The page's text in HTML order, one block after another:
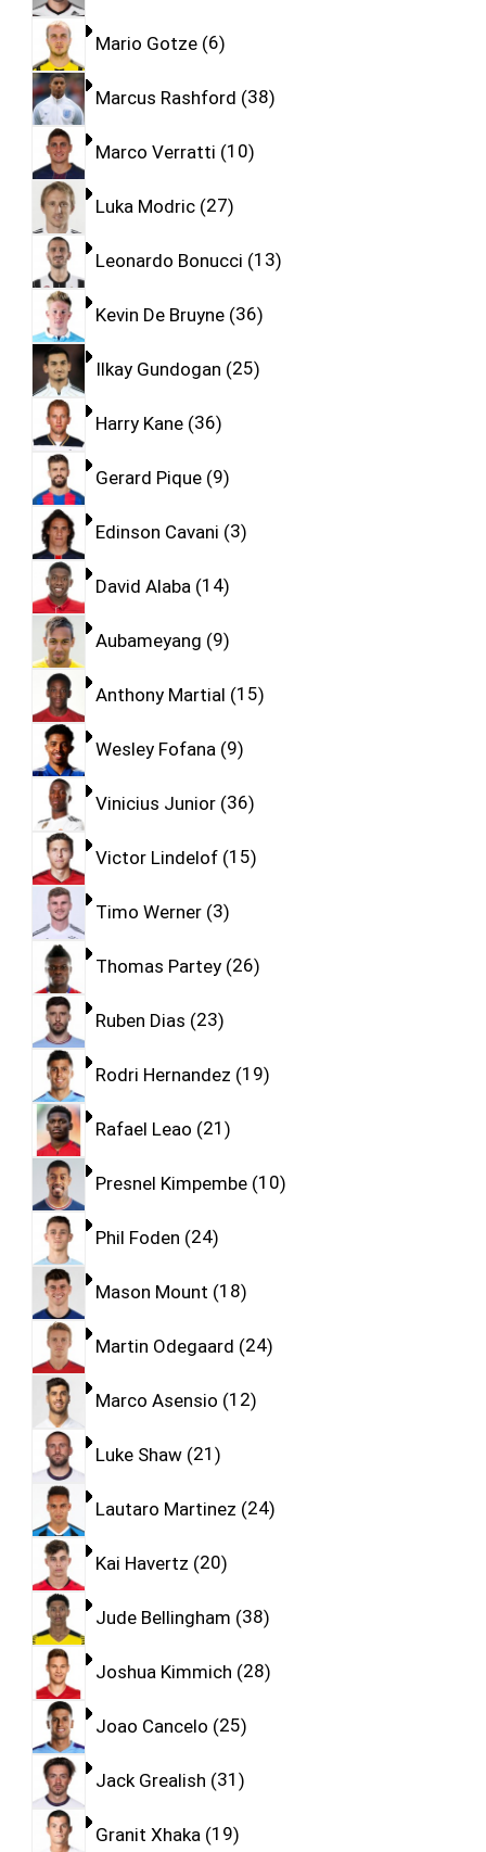
Mario Gotze 6
Marcus Rashford 38
Marco Verratti 10
Luka Modric 27
Leonardo Bonucci 13
Kevin De Bruyne 36
Ilkay Gundogan 25
Harry Kane 36
Gerard Pique 9
Edinson Cavani 3
David Alaba 14
Aubameyang 9
Anthony Martial 15
Wesley Fofana 9
Vinicius Junior 36
Victor Lindelof 15
Timo Werner 3
Thomas Partey 26
Ruben Dias 23
Rodri Hernandez 19
Rafael Leao 21
Presnel Kimpembe 10
Phil Foden 24
Mason Mount 18
Martin Odegaard 24
Marco Asensio 12
Luke Shaw 21
Lautaro Martinez 24
Kai Havertz 20
Jude Bellingham 38
Joshua Kimmich 28
Joao Cancelo 25
Jack Grealish 31
Granit Xhaka 19